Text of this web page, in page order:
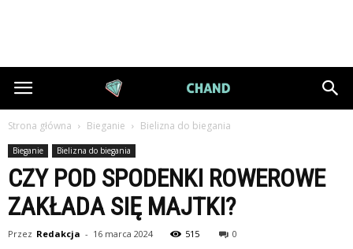
DiamondChand.pl
Strona główna Bieganie Bielizna do biegania
Bieganie Bielizna do biegania
CZY POD SPODENKI ROWEROWE
ZAKŁADA SIĘ MAJTKI?
Przez Redakcja - 16 marca 2024 515 0